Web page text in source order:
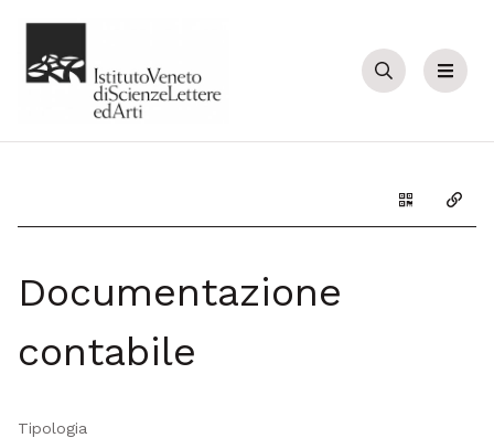
Cerca Menu
Genera il
Documentazione
contabile
Tipologia